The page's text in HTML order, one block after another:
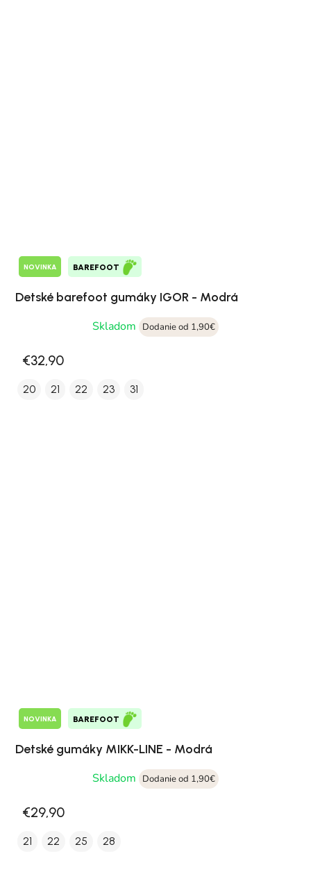
NOVINKA BAREFOOT
Detské barefoot gumáky IGOR - Modrá
Skladom
Dodanie od 1,90€
€32,90
20 21 22 23 31
NOVINKA BAREFOOT
Detské gumáky MIKK-LINE - Modrá
Skladom
Dodanie od 1,90€
€29,90
21 22 25 28